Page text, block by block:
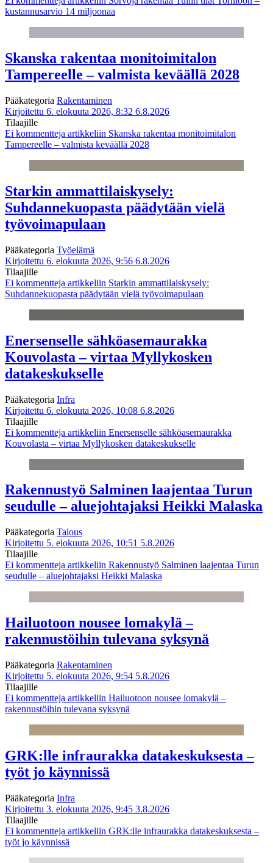
kustannusarvio 14 miljoonaa
Skanska rakentaa monitoimitalon
Tampereelle – valmista keväällä 2028
Pääkategoria Rakentaminen
Kirjoitettu 6. elokuuta 2026, 8:32 6.8.2026
Tilaajille
Ei kommentteja artikkeliin Skanska rakentaa monitoimitalon
Tampereelle – valmista keväällä 2028
Starkin ammattilaiskysely:
Suhdannekuopasta päädytään vielä
työvoimapulaan
Pääkategoria Työelämä
Kirjoitettu 6. elokuuta 2026, 9:56 6.8.2026
Tilaajille
Ei kommentteja artikkeliin Starkin ammattilaiskysely:
Suhdannekuopasta päädytään vielä työvoimapulaan
Enersenselle sähköasemaurakka
Kouvolasta – virtaa Myllykosken
datakeskukselle
Pääkategoria Infra
Kirjoitettu 6. elokuuta 2026, 10:08 6.8.2026
Tilaajille
Ei kommentteja artikkeliin Enersenselle sähköasemaurakka
Kouvolasta – virtaa Myllykosken datakeskukselle
Rakennustyö Salminen laajentaa Turun
seudulle – aluejohtajaksi Heikki Malaska
Pääkategoria Talous
Kirjoitettu 5. elokuuta 2026, 10:51 5.8.2026
Tilaajille
Ei kommentteja artikkeliin Rakennustyö Salminen laajentaa Turun
seudulle – aluejohtajaksi Heikki Malaska
Hailuotoon nousee lomakylä –
rakennustöihin tulevana syksynä
Pääkategoria Rakentaminen
Kirjoitettu 5. elokuuta 2026, 9:54 5.8.2026
Tilaajille
Ei kommentteja artikkeliin Hailuotoon nousee lomakylä –
rakennustöihin tulevana syksynä
GRK:lle infraurakka datakeskuksesta –
työt jo käynnissä
Pääkategoria Infra
Kirjoitettu 3. elokuuta 2026, 9:45 3.8.2026
Tilaajille
Ei kommentteja artikkeliin GRK:lle infraurakka datakeskuksesta –
työt jo käynnissä